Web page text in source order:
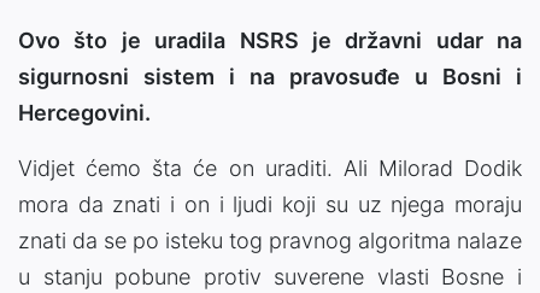
Ovo što je uradila NSRS je državni udar na
sigurnosni sistem i na pravosuđe u Bosni i
Hercegovini.
Vidjet ćemo šta će on uraditi. Ali Milorad Dodik
mora da znati i on i ljudi koji su uz njega moraju
znati da se po isteku tog pravnog algoritma nalaze
u stanju pobune protiv suverene vlasti Bosne i